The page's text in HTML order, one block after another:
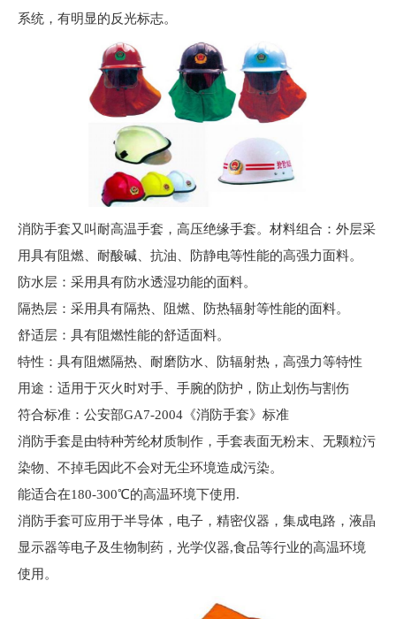
系统，有明显的反光标志。
消防手套又叫耐高温手套，高压绝缘手套。材料组合：外层采
用具有阻燃、耐酸碱、抗油、防静电等性能的高强力面料。
防水层：采用具有防水透湿功能的面料。
隔热层：采用具有隔热、阻燃、防热辐射等性能的面料。
舒适层：具有阻燃性能的舒适面料。
特性：具有阻燃隔热、耐磨防水、防辐射热，高强力等特性
用途：适用于灭火时对手、手腕的防护，防止划伤与割伤
符合标准：公安部GA7-2004《消防手套》标准
消防手套是由特种芳纶材质制作，手套表面无粉末、无颗粒污
染物、不掉毛因此不会对无尘环境造成污染。
能适合在180-300℃的高温环境下使用.
消防手套可应用于半导体，电子，精密仪器，集成电路，液晶
显示器等电子及生物制药，光学仪器,食品等行业的高温环境
使用。